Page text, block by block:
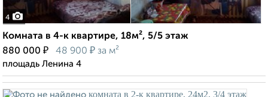
4
Комната в 4-к квартире, 18м², 5/5 этаж
880 000 ₽ 48 900 ₽ за м²
площадь Ленина 4